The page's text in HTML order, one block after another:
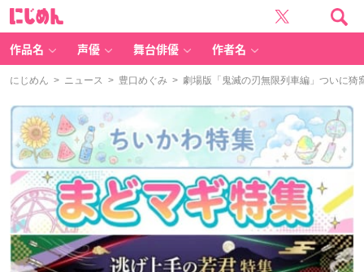
作品名 声優 舞台俳優 作者名
にじめん > ニュース > 豊口めぐみ > 劇場版「鬼滅の刃無限列車編」ついに猗